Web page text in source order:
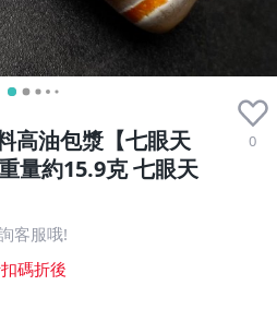
高油包漿【七眼天
量約15.9克 七眼天
0
客服哦!